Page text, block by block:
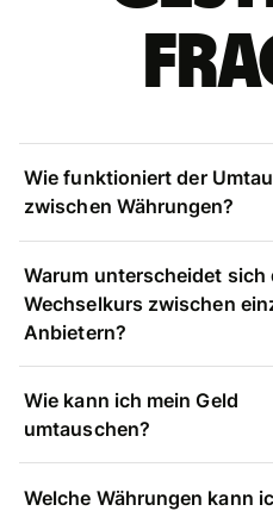
Wie funktioniert der
zwischen Währungen?
Warum unterscheidet sich
Wechselkurs zwischen
Anbietern?
Wie kann ich mein Geld
umtauschen?
Welche Währungen kann